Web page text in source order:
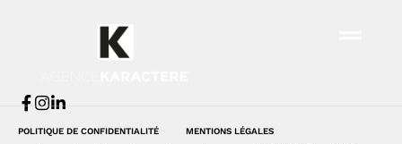
La Coopération
POLITIQUE DE CONFIDENTIALITÉ MENTIONS LÉGALES